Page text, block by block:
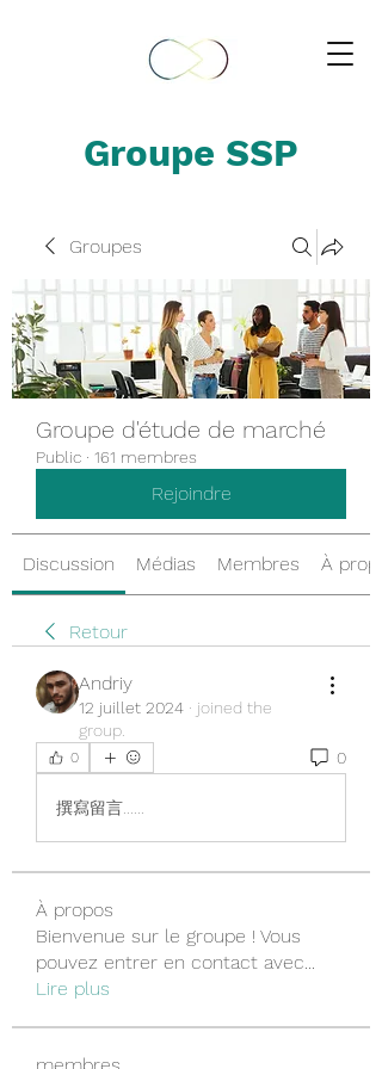
Groupe SSP
Groupes
Groupe d'étude de marché
Public · 161 membres
Rejoindre
Discussion Médias Membres À
Retour
Andriy
12 juillet 2024 · joined the
group.
0 0
撰寫留言......
À propos
Bienvenue sur le groupe ! Vous
pouvez entrer en contact avec...
Lire plus